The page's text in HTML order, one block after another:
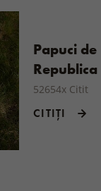
Papuci
Republica
52654x Citit
CITIȚI